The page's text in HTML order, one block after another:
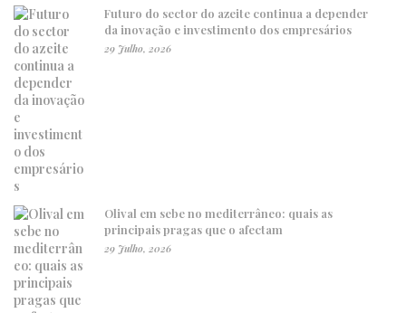
Futuro do sector do azeite continua a depender
da inovação e investimento dos empresários
29 Julho, 2026
Olival em sebe no mediterrâneo: quais as
principais pragas que o afectam
29 Julho, 2026